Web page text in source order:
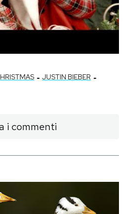
- JUSTIN BIEBER -
i commenti